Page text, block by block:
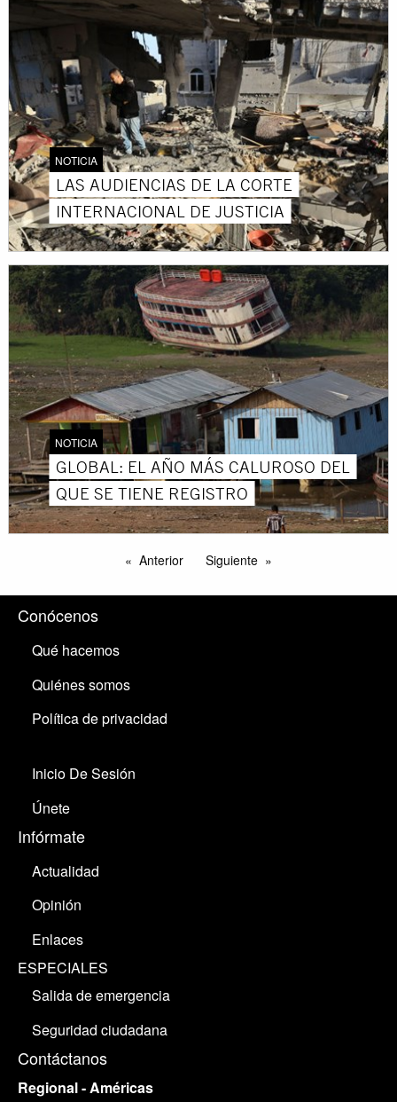
NOTICIA
LAS AUDIENCIAS DE LA CORTE
INTERNACIONAL DE JUSTICIA
NOTICIA
GLOBAL: EL AÑO MÁS CALUROSO DEL
QUE SE TIENE REGISTRO
Anterior Siguiente
Conócenos
Qué hacemos
Quiénes somos
Política de privacidad
Inicio De Sesión
Únete
Infórmate
Actualidad
Opinión
Enlaces
ESPECIALES
Salida de emergencia
Seguridad ciudadana
Contáctanos
Regional - Américas